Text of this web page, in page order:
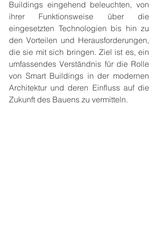
Buildings eingehend beleuchten, von
ihrer Funktionsweise über die
eingesetzten Technologien bis hin zu
den Vorteilen und Herausforderungen,
die sie mit sich bringen. Ziel ist es, ein
umfassendes Verständnis für die Rolle
von Smart Buildings in der modernen
Architektur und deren Einfluss auf die
Zukunft des Bauens zu vermitteln.